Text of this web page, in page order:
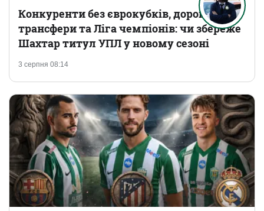
3 серпня 08:14
Конкуренти без єврокубків, дорогі
трансфери та Ліга чемпіонів: чи збереже
Шахтар титул УПЛ у новому сезоні